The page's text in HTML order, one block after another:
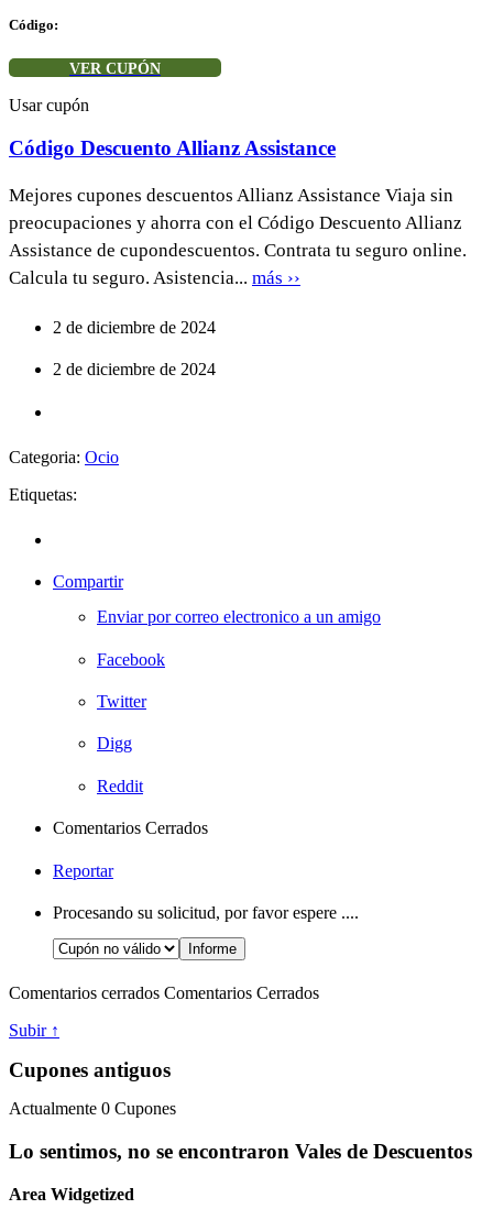
Código:
VER CUPÓN
Usar cupón
Código Descuento Allianz Assistance
Mejores cupones descuentos Allianz Assistance Viaja sin
preocupaciones y ahorra con el Código Descuento Allianz
Assistance de cupondescuentos. Contrata tu seguro online.
Calcula tu seguro. Asistencia... más ››
2 de diciembre de 2024
2 de diciembre de 2024
Categoria: Ocio
Etiquetas:
Compartir
Enviar por correo electronico a un amigo
Facebook
Twitter
Digg
Reddit
Comentarios Cerrados
Reportar
Procesando su solicitud, por favor espere ....
Comentarios cerrados Comentarios Cerrados
Subir ↑
Cupones antiguos
Actualmente 0 Cupones
Lo sentimos, no se encontraron Vales de Descuentos
Area Widgetized